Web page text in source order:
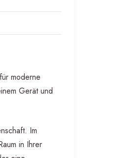
moderne
Gerät und
Im
in Ihrer